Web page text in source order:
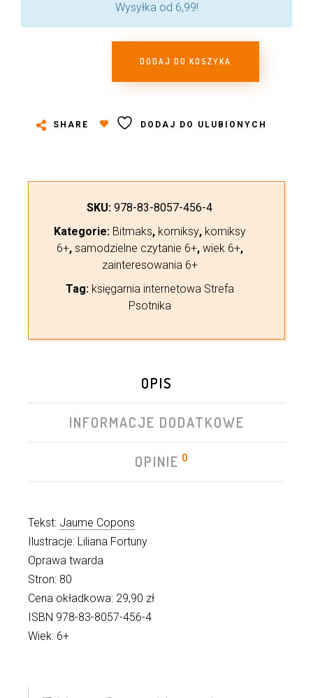
Wysyłka od 6,99!
DODAJ DO KOSZYKA
SHARE DODAJ DO ULUBIONYCH
SKU: 978-83-8057-456-4
Kategorie: Bitmaks, komiksy, komiksy
6+, samodzielne czytanie 6+, wiek 6+,
zainteresowania 6+
Tag: księgarnia internetowa Strefa
Psotnika
OPIS
INFORMACJE DODATKOWE
OPINIE 0
Tekst: Jaume Copons
Ilustracje: Liliana Fortuny
Oprawa twarda
Stron: 80
Cena okładkowa: 29,90 zł
ISBN 978-83-8057-456-4
Wiek: 6+